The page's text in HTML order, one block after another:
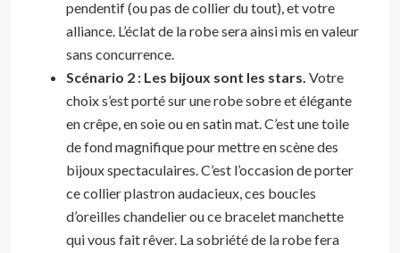
pendentif (ou pas de collier du tout), et votre
alliance. L’éclat de la robe sera ainsi mis en valeur
sans concurrence.
Scénario 2 : Les bijoux sont les stars. Votre
choix s’est porté sur une robe sobre et élégante
en crêpe, en soie ou en satin mat. C’est une toile
de fond magnifique pour mettre en scène des
bijoux spectaculaires. C’est l’occasion de porter
ce collier plastron audacieux, ces boucles
d’oreilles chandelier ou ce bracelet manchette
qui vous fait rêver. La sobriété de la robe fera